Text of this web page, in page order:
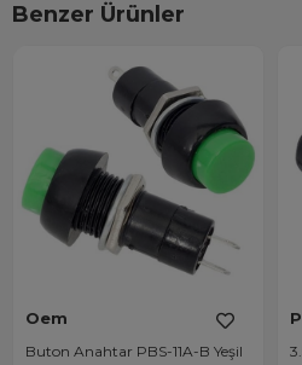
Benzer Ürünler
Oem
Buton Anahtar PBS-11A-B Yeşil